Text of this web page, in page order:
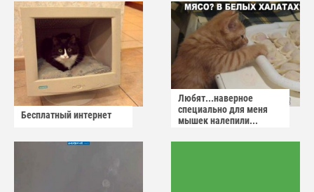
Бесплатный интернет
Любят...наверное
специально для меня
мышек налепили...